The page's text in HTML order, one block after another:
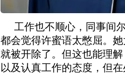
工作也不顺心，同事间
都会觉得许蜜语太憋屈。
就被开除了。但这也能理
以及认真工作的态度，但